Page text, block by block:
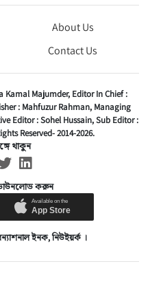
About Us
Contact Us
Kamal Majumder, Editor In Chief :
: Mahfuzur Rahman, Managing
Editor :Sohel Hussain,Sub Editor :
Reserved- 2014-2026.
থাকুন
করুন
ইনক, নিউইয়র্ক ।